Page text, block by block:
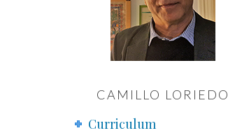
CAMILLO LORIEDO
Curriculum